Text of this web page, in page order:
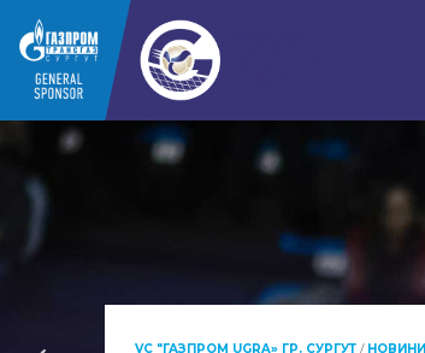
VC "ГАЗПРОМ UGRA» ГР. СУРГУТ / НОВИНИ